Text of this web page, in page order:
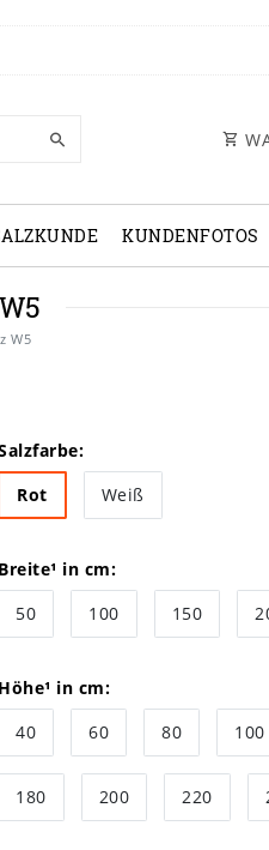
KUNDENFOTOS
W5
Rot
Weiß
Breite¹ in cm:
50
100 150
Höhe¹ in cm:
40
60 80 100
180 200 220